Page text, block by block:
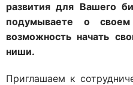
развития для Вашего
подумываете о
возможность начать
ниши.
Приглашаем к